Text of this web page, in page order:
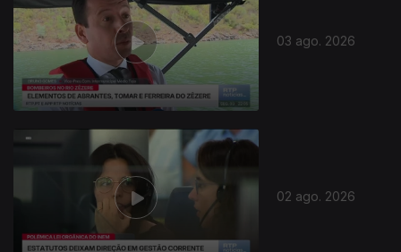
03 ago. 2026
02 ago. 2026